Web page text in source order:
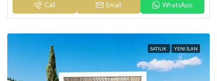
Call Email WhatsApp
SATILIK YENI İLAN